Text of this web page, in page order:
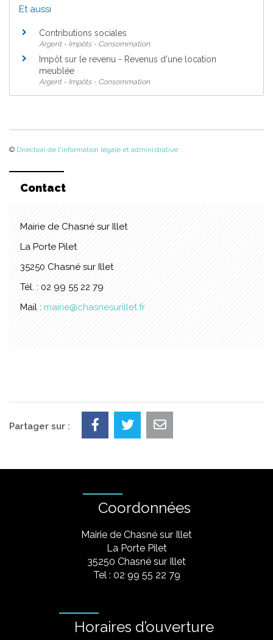
Et aussi
Contributions sociales
Argent - Impôts - Consommation
Impôt sur le revenu - Revenus d'une location
meublée
Argent - Impôts - Consommation
© Direction de l'information légale et administrative
Contact
Mairie de Chasné sur Illet
La Porte Pilet
35250 Chasné sur Illet
Tél. : 02 99 55 22 79
Mail : mairie@chasnesurillet.fr
Partager sur :
Coordonnées
Mairie de Chasné sur Illet
La Porte Pilet
35250 Chasné sur Illet
Tel : 02 99 55 22 79
Horaires d’ouverture